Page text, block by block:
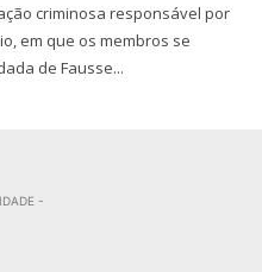
criminosa responsável por
em que os membros se
de Fausse...
-